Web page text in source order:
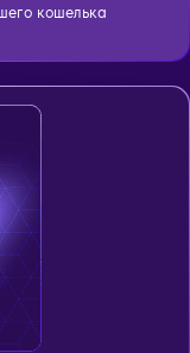
кошелька